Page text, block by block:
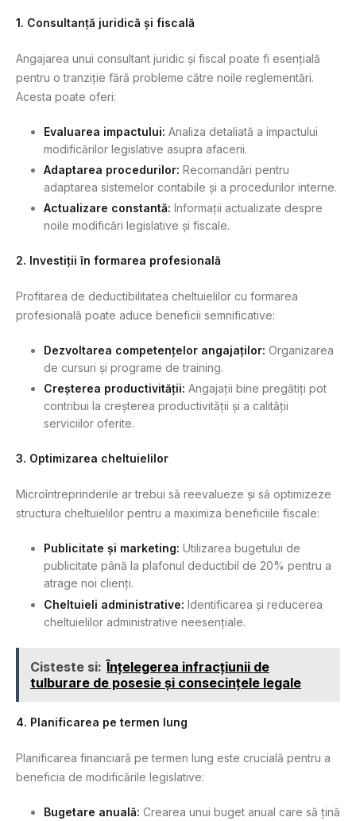
1. Consultanță juridică și fiscală
Angajarea unui consultant juridic și fiscal poate fi esențială
pentru o tranziție fără probleme către noile reglementări.
Acesta poate oferi:
Evaluarea impactului: Analiza detaliată a impactului
modificărilor legislative asupra afacerii.
Adaptarea procedurilor: Recomandări pentru
adaptarea sistemelor contabile și a procedurilor interne.
Actualizare constantă: Informații actualizate despre
noile modificări legislative și fiscale.
2. Investiții în formarea profesională
Profitarea de deductibilitatea cheltuielilor cu formarea
profesională poate aduce beneficii semnificative:
Dezvoltarea competențelor angajaților: Organizarea
de cursuri și programe de training.
Creșterea productivității: Angajații bine pregătiți pot
contribui la creșterea productivității și a calității
serviciilor oferite.
3. Optimizarea cheltuielilor
Microîntreprinderile ar trebui să reevalueze și să optimizeze
structura cheltuielilor pentru a maximiza beneficiile fiscale:
Publicitate și marketing: Utilizarea bugetului de
publicitate până la plafonul deductibil de 20% pentru a
atrage noi clienți.
Cheltuieli administrative: Identificarea și reducerea
cheltuielilor administrative neesențiale.
Cisteste si: Înțelegerea infracțiunii de
tulburare de posesie și consecințele legale
4. Planificarea pe termen lung
Planificarea financiară pe termen lung este crucială pentru a
beneficia de modificările legislative:
Bugetare anuală: Crearea unui buget anual care să țină